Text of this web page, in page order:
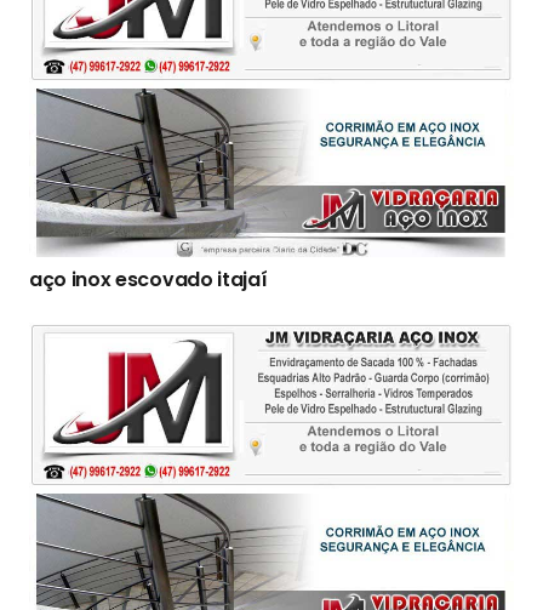
aço inox escovado itajaí